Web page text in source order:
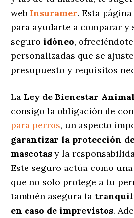
web Insuramer. Esta
para ayudarte a comparar y
seguroidóneo,
personalizadas que se
presupuesto y requisitos
La Ley de Bienestar
consigo la obligación de
para perros, un aspecto
garantizar la protección
mascotas y la
Este seguro actúa como una
que no solo protege a tu
también asegura la
en caso de imprevistos.